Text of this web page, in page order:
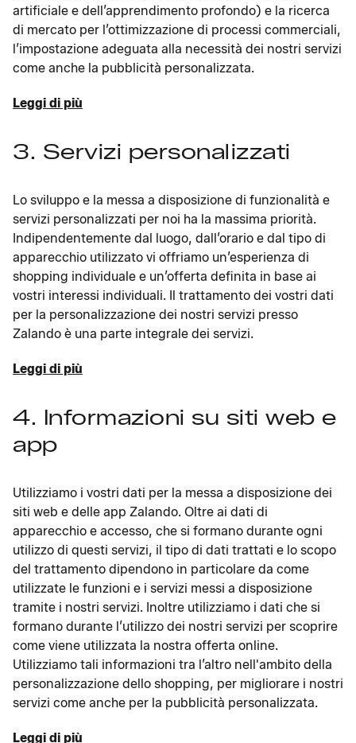
artificiale e dell’apprendimento profondo) e la ricerca
di mercato per l’ottimizzazione di processi commerciali,
l’impostazione adeguata alla necessità dei nostri servizi
come anche la pubblicità personalizzata.
Leggi di più
3. Servizi personalizzati
Lo sviluppo e la messa a disposizione di funzionalità e
servizi personalizzati per noi ha la massima priorità.
Indipendentemente dal luogo, dall’orario e dal tipo di
apparecchio utilizzato vi offriamo un’esperienza di
shopping individuale e un’offerta definita in base ai
vostri interessi individuali. Il trattamento dei vostri dati
per la personalizzazione dei nostri servizi presso
Zalando è una parte integrale dei servizi.
Leggi di più
4. Informazioni su siti web e
app
Utilizziamo i vostri dati per la messa a disposizione dei
siti web e delle app Zalando. Oltre ai dati di
apparecchio e accesso, che si formano durante ogni
utilizzo di questi servizi, il tipo di dati trattati e lo scopo
del trattamento dipendono in particolare da come
utilizzate le funzioni e i servizi messi a disposizione
tramite i nostri servizi. Inoltre utilizziamo i dati che si
formano durante l’utilizzo dei nostri servizi per scoprire
come viene utilizzata la nostra offerta online.
Utilizziamo tali informazioni tra l’altro nell'ambito della
personalizzazione dello shopping, per migliorare i nostri
servizi come anche per la pubblicità personalizzata.
Leggi di più